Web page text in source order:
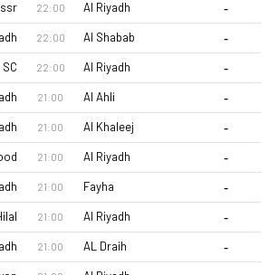
| Pro League'de 1. sırada, 0 puan.
22:00 Al Riyadh -
22:00 Al Shabab -
22:00 Al Riyadh -
21:00 Al Ahli -
21:00 Al Khaleej -
21:00 Al Riyadh -
21:00 Fayha -
21:00 Al Riyadh -
21:00 AL Draih -